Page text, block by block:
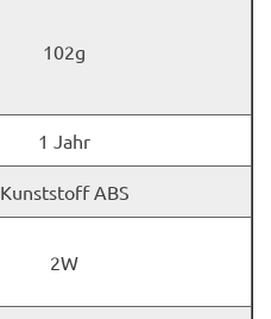
102g
1 Jahr
Kunststoff ABS
2W